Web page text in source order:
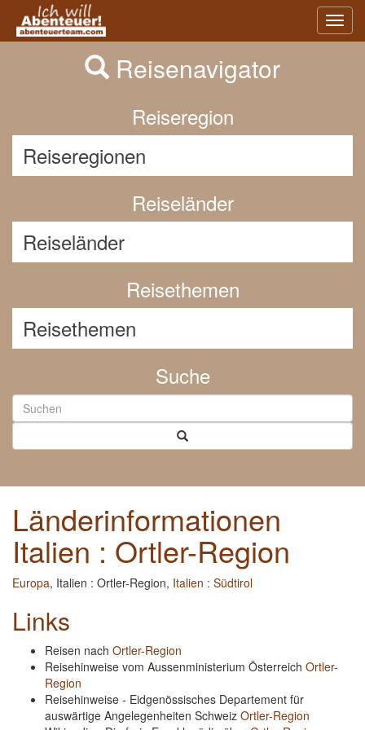
Previous
Reisenavigator
Reiseregion
Reiseländer
Reisethemen
Suche
Länderinformationen
Italien : Ortler-Region
Europa, Italien : Ortler-Region, Italien : Südtirol
Links
Reisen nach Ortler-Region
Reisehinweise vom Aussenministerium Österreich Ortler-
Region
Reisehinweise - Eidgenössisches Departement für
auswärtige Angelegenheiten Schweiz Ortler-Region